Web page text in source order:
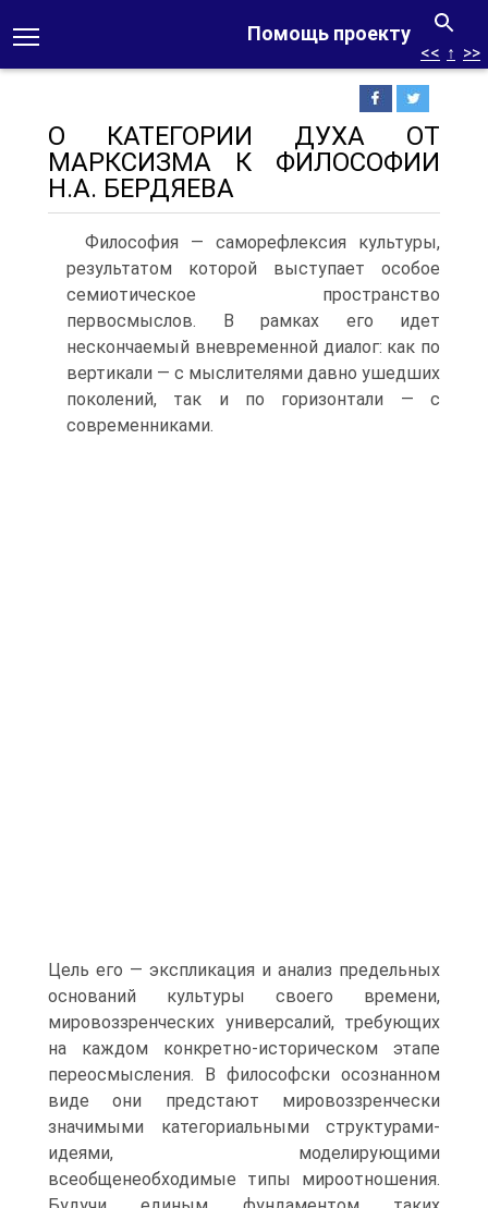
Помощь проекту
<< ↑ >>
О КАТЕГОРИИ ДУХА ОТ
МАРКСИЗМА К ФИЛОСОФИИ
Н.А. БЕРДЯЕВА
Философия — саморефлексия культуры,
результатом которой выступает особое
семиотическое пространство
первосмыслов. В рамках его идет
нескончаемый вневременной диалог: как по
вертикали — с мыслителями давно ушедших
поколений, так и по горизонтали — с
современниками.
Цель его — экспликация и анализ предельных
оснований культуры своего времени,
мировоззренческих универсалий, требующих
на каждом конкретно-историческом этапе
переосмысления. В философски осознанном
виде они предстают мировоззренчески
значимыми категориальными структурами-
идеями, моделирующими
всеобщенеобходимые типы мироотношения.